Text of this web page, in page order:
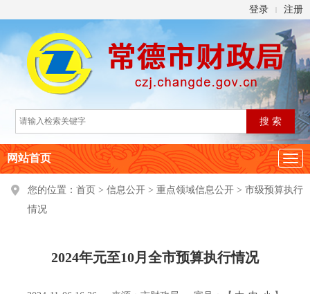
登录 | 注册
网站首页
您的位置： 首页 > 信息公开 > 重点领域信息公开 > 市级预算执行
情况
2024年元至10月全市预算执行情况